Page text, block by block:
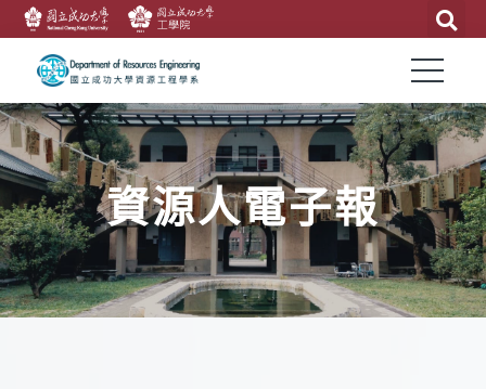
資源人電子報